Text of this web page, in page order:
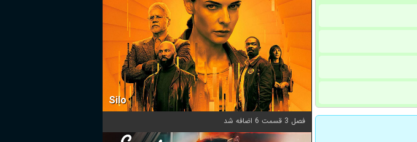
Silo
فصل 3 قسمت 6 اضافه شد